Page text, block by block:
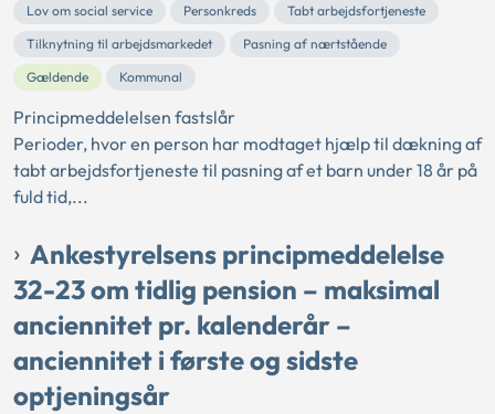
Lov om social service Personkreds
Tabt arbejdsfortjeneste
Tilknytning til arbejdsmarkedet
Pasning af nærtstående
Gældende
Kommunal
Principmeddelelsen fastslår
Perioder, hvor en person har modtaget hjælp til dækning af
tabt arbejdsfortjeneste til pasning af et barn under 18 år på
fuld tid,...
Ankestyrelsens principmeddelelse
32-23 om tidlig pension – maksimal
anciennitet pr. kalenderår –
anciennitet i første og sidste
optjeningsår